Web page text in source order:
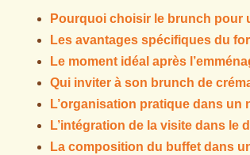
Pourquoi choisir le brunch pour
Les avantages spécifiques du
Le moment idéal après
Qui inviter à son brunch de
L’organisation pratique dans un
L’intégration de la visite dans le
La composition du buffet dans